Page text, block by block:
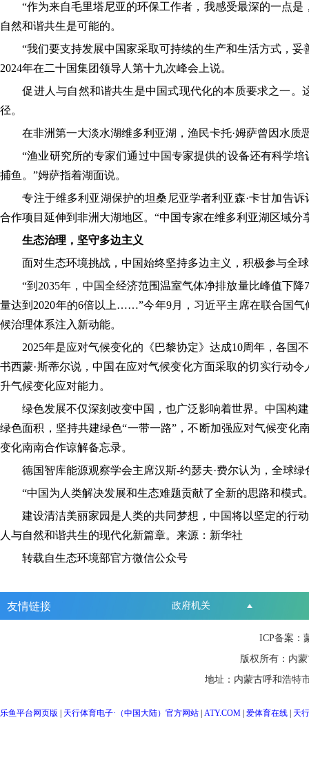
“作为来自毛里塔尼亚的环保工作者，我感受最深的一点是
自然和谐共生是可能的。
“我们要支持发展中国家采取可持续的生产和生活方式，妥
2024年在二十国集团领导人第十九次峰会上说。
促进人与自然和谐共生是中国式现代化的本质要求之一。
径。
在非洲第一大淡水湖维多利亚湖，渔民卡托·姆萨曾因水质
“渔业研究所的专家们通过中国专家提供的设备还有科学培
捕鱼。”姆萨指着湖面说。
专注于维多利亚湖保护的坦桑尼亚学者利亚森·卡甘加告诉
合作项目延伸到非洲大湖地区。“中国专家在维多利亚湖区域
生态治理，坚守多边主义
面对生态环境挑战，中国始终坚持多边主义，积极参与全
“到2035年，中国全经济范围温室气体净排放量比峰值下降
量达到2020年的6倍以上……”今年9月，习近平主席在联合国
候治理体系注入新动能。
2025年是应对气候变化的《巴黎协定》达成10周年，各国
书西蒙·斯蒂尔说，中国在应对气候变化方面采取的切实行动
升气候变化应对能力。
绿色发展不仅深刻改变中国，也广泛影响着世界。中国构建
绿色面积，坚持共建绿色“一带一路”，不断加强应对气候变化
变化南南合作谅解备忘录。
德国智库能源观察学会主席汉斯-约瑟夫·费尔认为，全球绿
“中国为人类解决发展和生态难题贡献了全新的思路和模式
建设清洁美丽家园是人类的共同梦想，中国将以坚定的行动
人与自然和谐共生的现代化新篇章。来源：新华社
转载自生态环境部官方微信公众号
友情链接 政府机关
ICP备案：
版权所有：内
地址：内蒙古呼和浩特
乐鱼平台网页版 天行体育电子·（中国大陆）官方网站 ATY.COM 爱体育在线 天